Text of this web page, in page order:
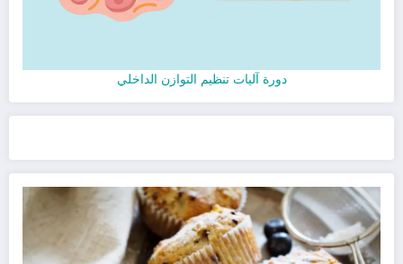
دورة آليات تنظيم التوازن الداخلي